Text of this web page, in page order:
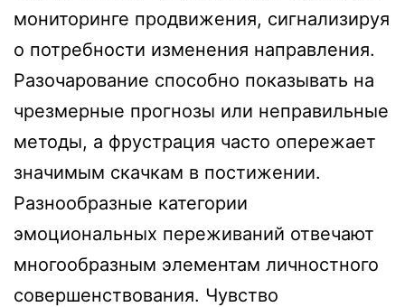
мониторинге продвижения, сигнализируя
о потребности изменения направления.
Разочарование способно показывать на
чрезмерные прогнозы или неправильные
методы, а фрустрация часто опережает
значимым скачкам в постижении.
Разнообразные категории
эмоциональных переживаний отвечают
многообразным элементам личностного
совершенствования. Чувство